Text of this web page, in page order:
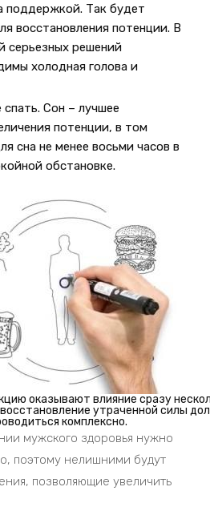
поддержкой. Так будет
восстановления потенции. В
решений
холодная голова и
Сон – лучшее
потенции, в том
сна не менее восьми часов в
обстановке.
оказывают влияние сразу
утраченной силы
комплексно.
мужского здоровья нужно
поэтому нелишними будут
позволяющие увеличить